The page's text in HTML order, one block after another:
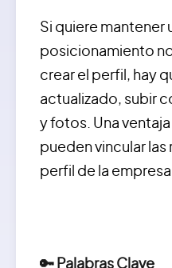
Si quiere mantener
posicionamiento
crear el perfil, hay
actualizado, subir
y fotos. Una
pueden vincular las
perfil de la
🔑 Palabras Clave